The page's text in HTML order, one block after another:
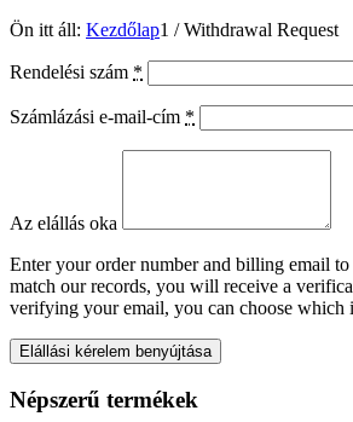
Ön itt áll: Kezdőlap1 / Withdrawal Request
Rendelési szám *
Számlázási e-mail-cím *
Az elállás oka
Enter your order number and billing email
match our records, you will receive a
verifying your email, you can choose which
Elállási kérelem benyújtása
Népszerű termékek